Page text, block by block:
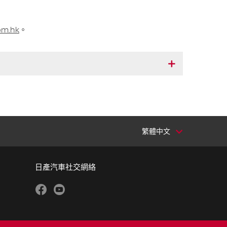
。
繁體中文
日產汽車社交網絡
facebookyoutube